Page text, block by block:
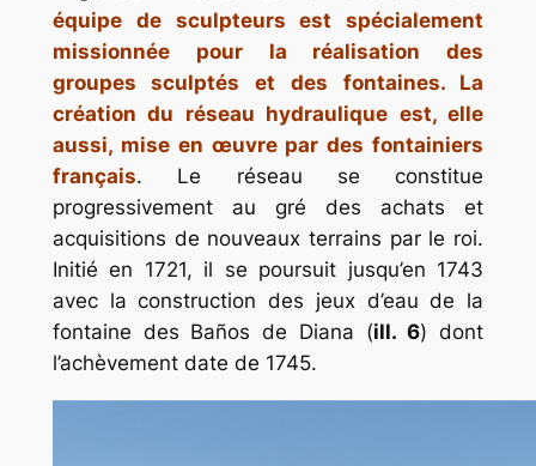
équipe de sculpteurs est spécialement
missionnée pour la réalisation des
groupes sculptés et des fontaines. La
création du réseau hydraulique est, elle
aussi, mise en œuvre par des fontainiers
français. Le réseau se constitue
progressivement au gré des achats et
acquisitions de nouveaux terrains par le roi.
Initié en 1721, il se poursuit jusqu’en 1743
avec la construction des jeux d’eau de la
fontaine des Baños de Diana (ill. 6) dont
l’achèvement date de 1745.